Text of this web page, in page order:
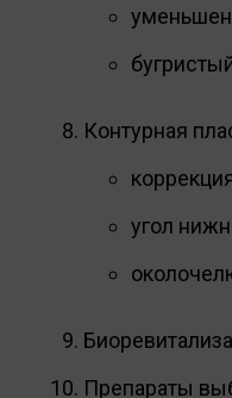
Контурная
угол
Препараты